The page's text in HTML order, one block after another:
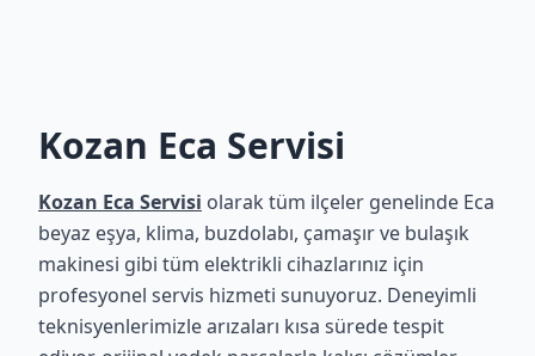
Kozan Eca Servisi
Kozan Eca Servisi olarak tüm ilçeler genelinde Eca
beyaz eşya, klima, buzdolabı, çamaşır ve bulaşık
makinesi gibi tüm elektrikli cihazlarınız için
profesyonel servis hizmeti sunuyoruz. Deneyimli
teknisyenlerimizle arızaları kısa sürede tespit